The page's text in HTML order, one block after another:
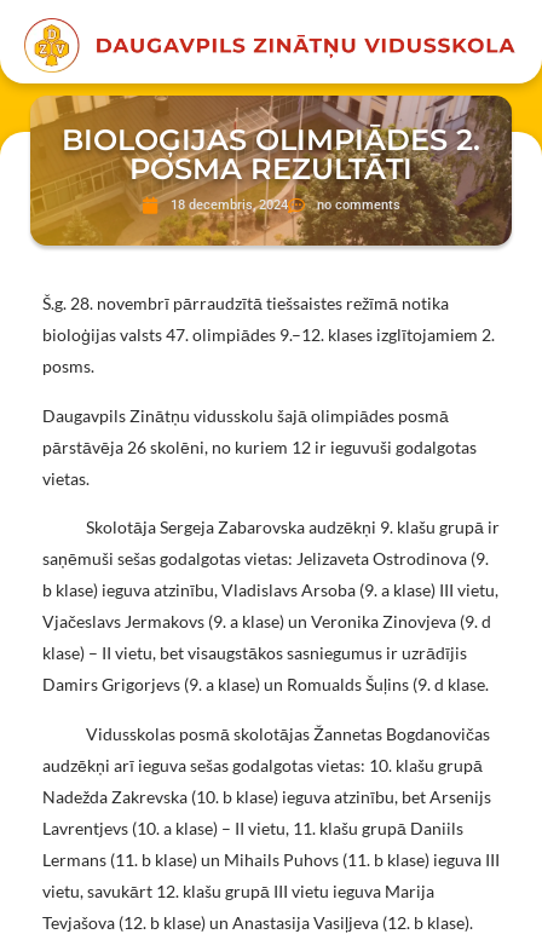
BIOLOĢIJAS OLIMPIĀDES 2.
POSMA REZULTĀTI
18 decembris, 2024 no comments
Š.g. 28. novembrī pārraudzītā tiešsaistes režīmā notika
bioloģijas valsts 47. olimpiādes 9.–12. klases izglītojamiem 2.
posms.
Daugavpils Zinātņu vidusskolu šajā olimpiādes posmā
pārstāvēja 26 skolēni, no kuriem 12 ir ieguvuši godalgotas
vietas.
Skolotāja Sergeja Zabarovska audzēkņi 9. klašu grupā ir
saņēmuši sešas godalgotas vietas: Jelizaveta Ostrodinova (9.
b klase) ieguva atzinību, Vladislavs Arsoba (9. a klase) III vietu,
Vjačeslavs Jermakovs (9. a klase) un Veronika Zinovjeva (9. d
klase) – II vietu, bet visaugstākos sasniegumus ir uzrādījis
Damirs Grigorjevs (9. a klase) un Romualds Šuļins (9. d klase.
Vidusskolas posmā skolotājas Žannetas Bogdanovičas
audzēkņi arī ieguva sešas godalgotas vietas: 10. klašu grupā
Nadežda Zakrevska (10. b klase) ieguva atzinību, bet Arsenijs
Lavrentjevs (10. a klase) – II vietu, 11. klašu grupā Daniils
Lermans (11. b klase) un Mihails Puhovs (11. b klase) ieguva III
vietu, savukārt 12. klašu grupā III vietu ieguva Marija
Tevjašova (12. b klase) un Anastasija Vasiļjeva (12. b klase).